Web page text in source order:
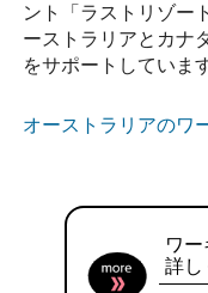
ント「ラストリゾー
ーストラリアとカナ
をサポートしていま
オーストラリアのワ
ワ
詳し